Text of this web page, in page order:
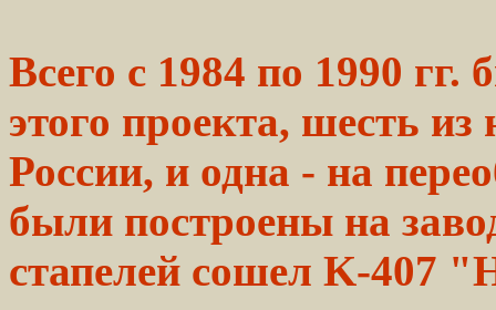
Всего с 1984 по 1990 гг.
этого проекта, шесть из
России, и одна - на
были построены на
стапелей сошел K-407